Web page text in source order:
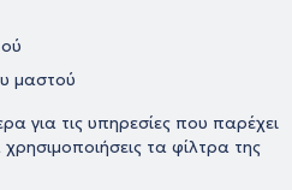
μαστού
για τις υπηρεσίες που παρέχει
τα φίλτρα της